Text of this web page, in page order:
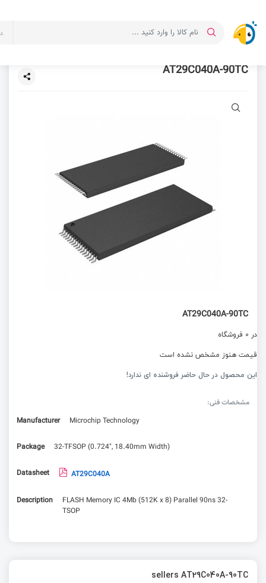
AT29C040A-90TC
AT29C040A-90TC
در 0 فروشگاه
قیمت هنوز مشخص نشده است
این محصول در حال حاضر فروشنده ای ندارد!
مشخصات فنی:
Manufacturer
Microchip Technology
Package 32-TFSOP (0.724", 18.40mm Width)
Datasheet AT29C040A
Description
FLASH Memory IC 4Mb (512K x 8) Parallel 90ns 32-
TSOP
sellers AT29C040A-90TC